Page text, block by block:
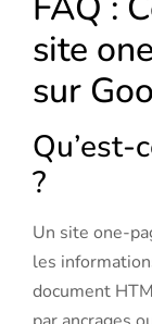
site
sur
Qu’est-
?
Un site one-
les
document